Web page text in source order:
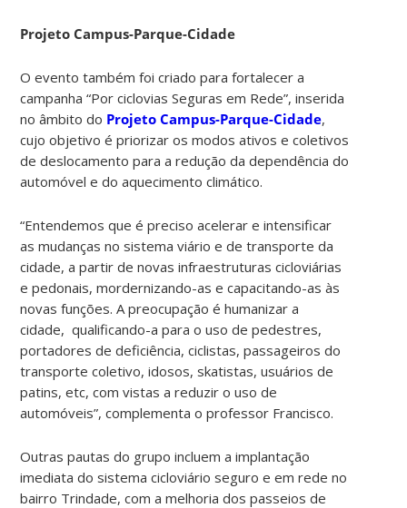
Projeto Campus-Parque-Cidade
O evento também foi criado parafortalecer a
campanha “Por ciclovias Seguras em Rede”, inserida
no âmbito do Projeto Campus-Parque-Cidade,
cujo objetivo é priorizar os modos ativos e coletivos
de deslocamento para a redução da dependência do
automóvel e do aquecimento climático.
“Entendemos que é preciso acelerar e intensificar
as mudanças no sistema viário e de transporte da
cidade, a partir de novas infraestruturas cicloviárias
e pedonais, mordernizando-as e capacitando-as às
novas funções.A preocupação é humanizar a
cidade, qualificando-a para o uso de pedestres,
portadores de deficiência, ciclistas, passageiros do
transporte coletivo, idosos, skatistas, usuários de
patins, etc, com vistas a reduzir o uso de
automóveis”, complementa o professor Francisco.
Outras pautas do grupo incluem a implantação
imediata do sistema cicloviário seguro e em rede no
bairro Trindade, com a melhoria dos passeios de